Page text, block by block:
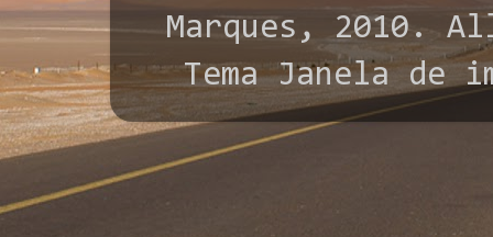
Marques, 2010.
Tema Janela de